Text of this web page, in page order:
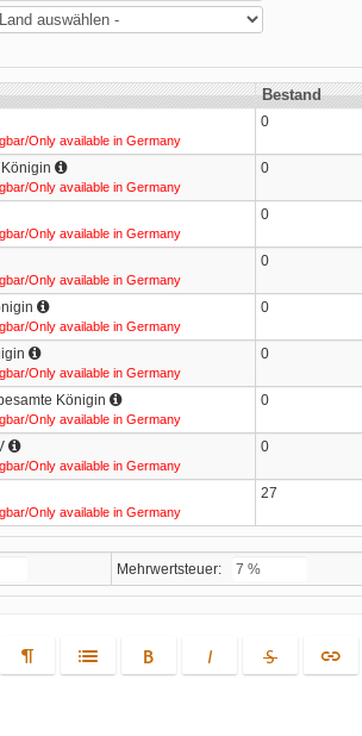
Bestand
Only available in Germany
0
Only available in Germany
0
Only available in Germany
0
Only available in Germany
0
Only available in Germany
0
Only available in Germany
0
Königin
Only available in Germany
0
Only available in Germany
0
Only available in Germany
27
Mehrwertsteuer: